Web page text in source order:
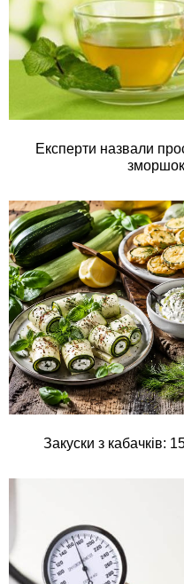
Експерти назвали
зморшок
Закуски з кабачків: